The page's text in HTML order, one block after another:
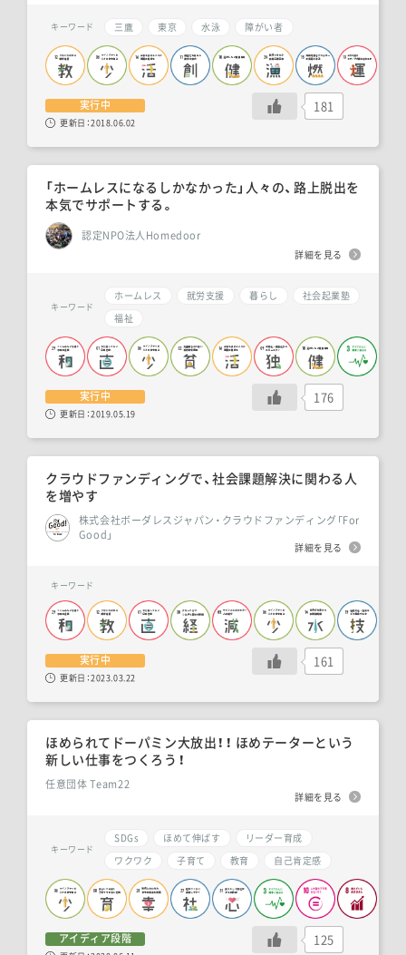
クラウドファンディングで、社会課題解決に関わる人
を増やす
株式会社ボーダレスジャパン・クラウドファンディング「For
Good」
詳細を見る
キーワード
実行中
更新日：2023.03.22
161
ほめられてドーパミン大放出！！ ほめテーターという
新しい仕事をつくろう！
任意団体 Team22
詳細を見る
キーワード
SDGs ほめて伸ばす
リーダー育成
ワクワク
子育て 教育 自己肯定感
アイディア段階 125
「ホームレスになるしかなかった」人々の、路上脱出を
本気でサポートする。
認定NPO法人Homedoor
詳細を見る
キーワード
ホームレス 就労支援 暮らし
社会起業塾
福祉
実行中
更新日：2019.05.19
176
キーワード 三鷹 東京 水泳 障がい者
実行中
更新日：2018.06.02
181